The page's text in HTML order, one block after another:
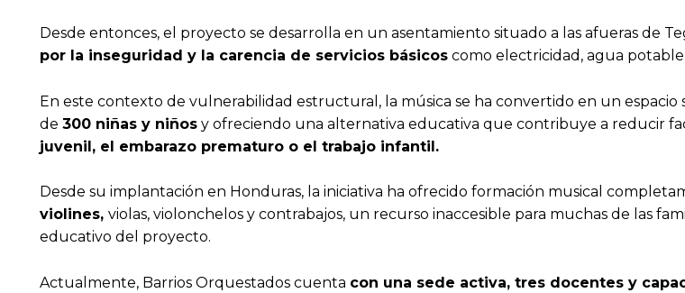
Desde entonces, el proyecto se desarrolla en un asentamiento situado a las afueras de
por la inseguridad y la carencia de servicios básicos como electricidad, agua
En este contexto de vulnerabilidad estructural, la música se ha convertido en un
de 300 niñas y niños y ofreciendo una alternativa educativa que contribuye a reducir
juvenil, el embarazo prematuro o el trabajo infantil.
Desde su implantación en Honduras, la iniciativa ha ofrecido formación musical
violines, violas, violonchelos y contrabajos, un recurso inaccesible para muchas de las
educativo del proyecto.
Actualmente, Barrios Orquestados cuenta con una sede activa, tres docentes y